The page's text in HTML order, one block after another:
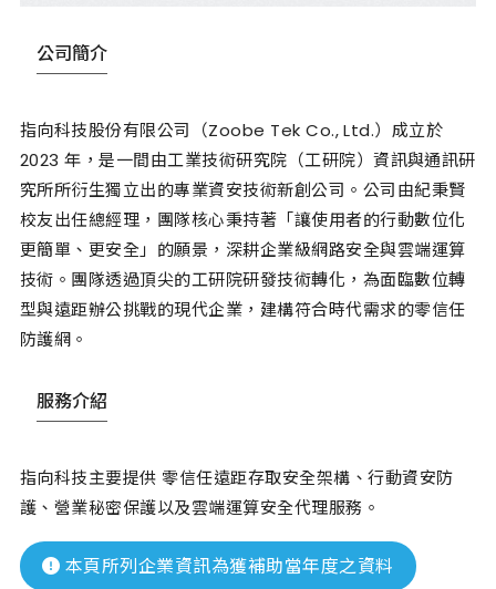
公司簡介
指向科技股份有限公司（Zoobe Tek Co., Ltd.）成立於
2023 年，是一間由工業技術研究院（工研院）資訊與通訊研
究所所衍生獨立出的專業資安技術新創公司。公司由紀秉賢
校友出任總經理，團隊核心秉持著「讓使用者的行動數位化
更簡單、更安全」的願景，深耕企業級網路安全與雲端運算
技術。團隊透過頂尖的工研院研發技術轉化，為面臨數位轉
型與遠距辦公挑戰的現代企業，建構符合時代需求的零信任
防護網。
服務介紹
指向科技主要提供 零信任遠距存取安全架構、行動資安防
護、營業秘密保護以及雲端運算安全代理服務。
本頁所列企業資訊為獲補助當年度之資料